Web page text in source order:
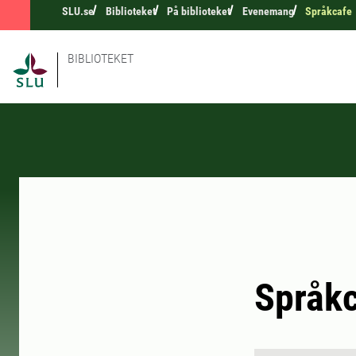
SLU.se Biblioteket På biblioteket Evenemang Språkcafe
BIBLIOTEKET